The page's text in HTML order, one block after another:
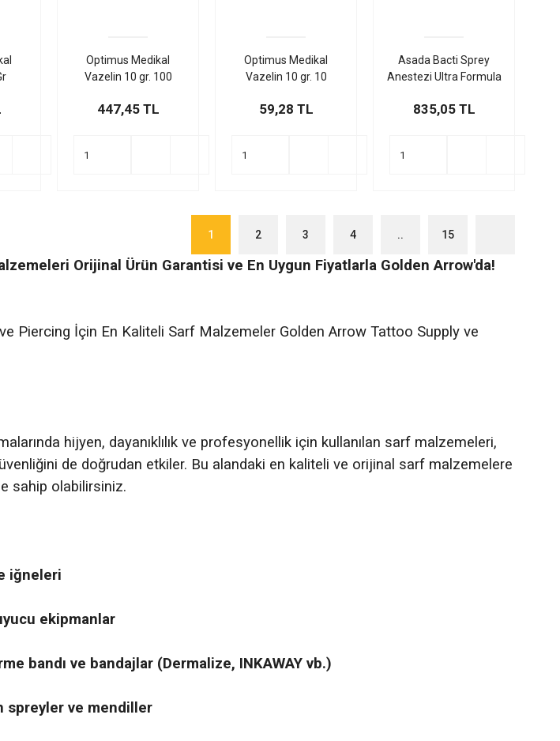
Optimus Medikal
Vazelin 10 gr. 100
447,45 TL
Optimus Medikal
Vazelin 10 gr. 10
59,28 TL
Asada Bacti Sprey
Anestezi Ultra Formula
835,05 TL
1 2 3 4 .. 15
Orijinal Ürün Garantisi ve En Uygun Fiyatlarla Golden Arrow'da!
Piercing İçin En Kaliteli Sarf Malzemeler Golden Arrow Tattoo Supply ve
hijyen, dayanıklılık ve profesyonellik için kullanılan sarf malzemeleri,
de doğrudan etkiler. Bu alandaki en kaliteli ve orijinal sarf malzemelere
sahip olabilirsiniz.
iğneleri
ekipmanlar
bandı ve bandajlar (Dermalize, INKAWAY vb.)
spreyler ve mendiller